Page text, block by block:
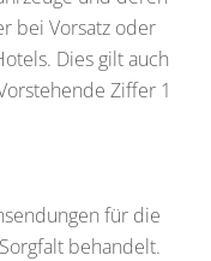
bei Vorsatz oder
Dies gilt auch
Ziffer 1
für die
behandelt.